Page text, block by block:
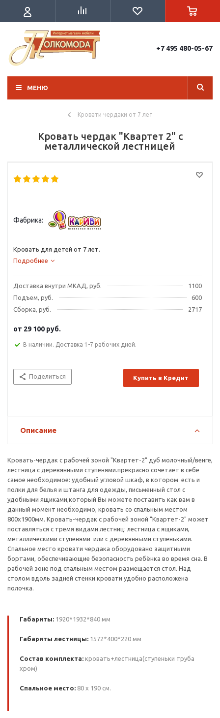
+7 495 480-05-67
МЕНЮ
Кровати чердаки от 7 лет
Кровать чердак "Квартет 2" с
металлической лестницей
Фабрика:
Кровать для детей от 7 лет.
Подробнее
Доставка внутри МКАД, руб.
1100
Подъем, руб.
600
Сборка, руб.
2717
от 29 100 руб.
В наличии. Доставка 1-7 рабочих дней.
Поделиться Купить в Кредит
Описание
Кровать-чердак с рабочей зоной "Квартет-2" дуб молочный/венге,
лестница с деревянными ступенями.прекрасно сочетает в себе
самое необходимое: удобный угловой шкаф, в котором есть и
полки для белья и штанга для одежды, письменный стол с
удобными ящиками,который Вы можете поставить как вам в
данный момент необходимо, кровать со спальным местом
800х1900мм. Кровать-чердак с рабочей зоной "Квартет-2" может
поставляться с тремя видами лестниц: лестница с ящиками,
металлическими ступенями или с деревянными ступеньками.
Спальное место кровати чердака оборудовано защитными
бортами, обеспечивающие безопасность ребёнка во время сна. В
рабочей зоне под спальным местом размещается стол. Над
столом вдоль задней стенки кровати удобно расположена
полочка.
Габариты: 1920*1932*840 мм
Габариты лестницы: 1572*400*220 мм
Состав комплекта: кровать+лестница(ступеньки труба
хром)
Спальное место: 80 х 190 см.